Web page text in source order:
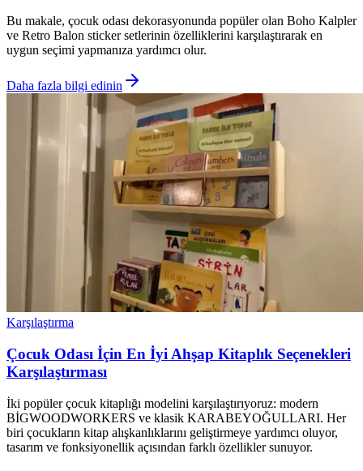
Bu makale, çocuk odası dekorasyonunda popüler olan Boho Kalpler
ve Retro Balon sticker setlerinin özelliklerini karşılaştırarak en
uygun seçimi yapmanıza yardımcı olur.
Daha fazla bilgi edinin
Karşılaştırma
Çocuk Odası İçin En İyi Ahşap Kitaplık Seçenekleri
Karşılaştırması
İki popüler çocuk kitaplığı modelini karşılaştırıyoruz: modern
BİGWOODWORKERS ve klasik KARABEYOĞULLARI. Her
biri çocukların kitap alışkanlıklarını geliştirmeye yardımcı oluyor,
tasarım ve fonksiyonellik açısından farklı özellikler sunuyor.